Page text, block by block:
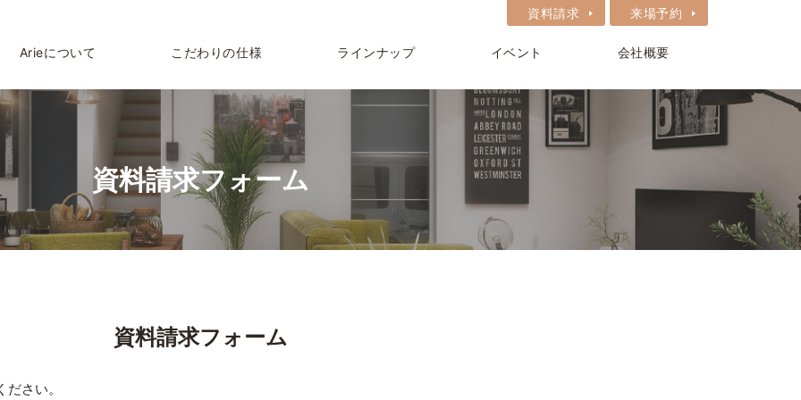
資料請求フォーム
資料請求フォーム
さい。
資料請求 来場予約
Arieについて こだわりの仕様 ラインナップ イベント 会社概要